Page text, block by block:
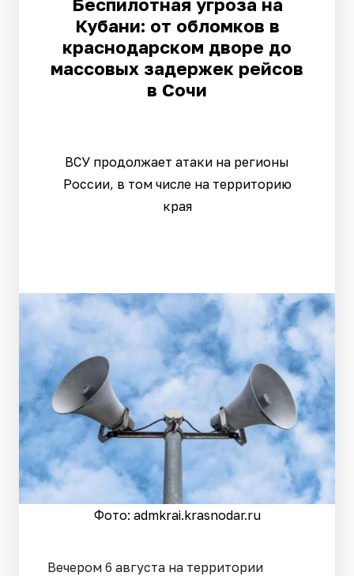
Беспилотная угроза на
Кубани: от обломков в
краснодарском дворе до
массовых задержек рейсов
в Сочи
ВСУ продолжает атаки на регионы
России, в том числе на территорию
края
Фото: admkrai.krasnodar.ru
Вечером 6 августа на территории